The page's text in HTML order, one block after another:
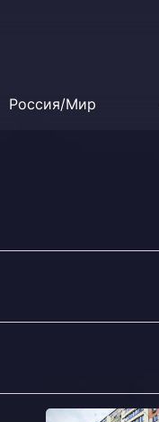
Россия/Мир